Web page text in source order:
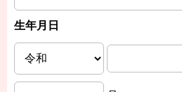
生年月日